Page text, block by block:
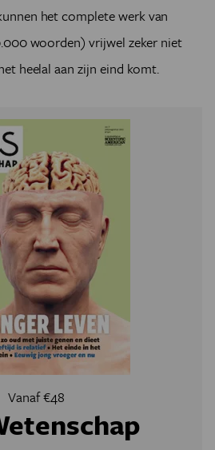
het complete werk van
woorden) vrijwel zeker niet
heelal aan zijn eind komt.
Vanaf €48